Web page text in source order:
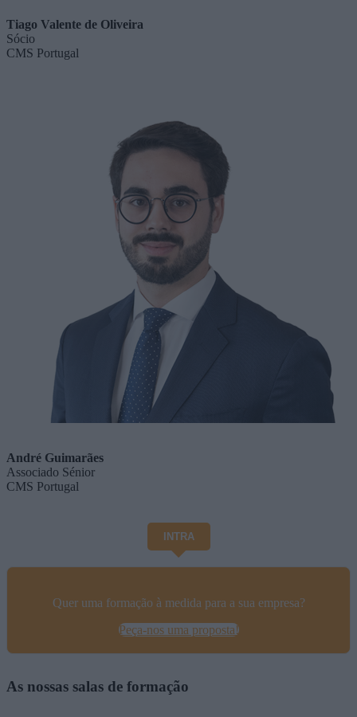
Tiago Valente de Oliveira
Sócio
CMS Portugal
André Guimarães
Associado Sénior
CMS Portugal
INTRA
Quer uma formação à medida para a sua empresa?
Peça-nos uma proposta!
As nossas salas de formação